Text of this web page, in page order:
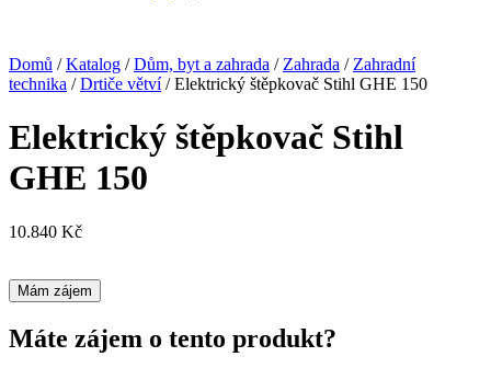
Domů /Katalog /Dům, byt a zahrada / Zahrada / Zahradní
technika /Drtiče větví/ Elektrický štěpkovač Stihl GHE 150
Elektrický štěpkovač Stihl
GHE 150
10.840 Kč
Mám zájem
Máte zájem o tento produkt?